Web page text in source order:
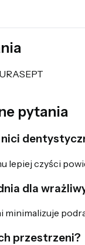
pytania
lepiej czyści
dla
minimalizuje
przestrzeni?